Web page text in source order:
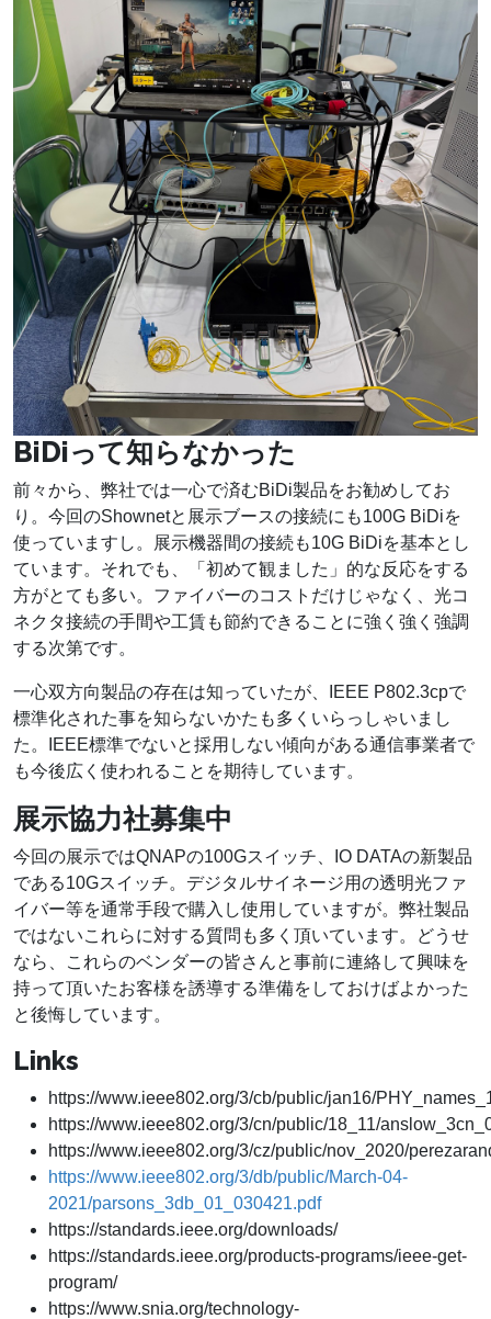
BiDiって知らなかった
前々から、弊社では一心で済むBiDi製品をお勧めしてお
り。今回のShownetと展示ブースの接続にも100G BiDiを
使っていますし。展示機器間の接続も10G BiDiを基本とし
ています。それでも、「初めて観ました」的な反応をする
方がとても多い。ファイバーのコストだけじゃなく、光コ
ネクタ接続の手間や工賃も節約できることに強く強く強調
する次第です。
一心双方向製品の存在は知っていたが、IEEE P802.3cpで
標準化された事を知らないかたも多くいらっしゃいまし
た。IEEE標準でないと採用しない傾向がある通信事業者で
も今後広く使われることを期待しています。
展示協力社募集中
今回の展示ではQNAPの100Gスイッチ、IO DATAの新製品
である10Gスイッチ。デジタルサイネージ用の透明光ファ
イバー等を通常手段で購入し使用していますが。弊社製品
ではないこれらに対する質問も多く頂いています。どうせ
なら、これらのベンダーの皆さんと事前に連絡して興味を
持って頂いたお客様を誘導する準備をしておけばよかった
と後悔しています。
Links
https://www.ieee802.org/3/cb/public/jan16/
https://www.ieee802.org/3/cn/public/18_11/
https://www.ieee802.org/3/cz/public/nov_2020/
https://www.ieee802.org/3/db/public/March-04-
2021/parsons_3db_01_030421.pdf
https://standards.ieee.org/downloads/
https://standards.ieee.org/products-programs/ieee-get-
program/
https://www.snia.org/technology-